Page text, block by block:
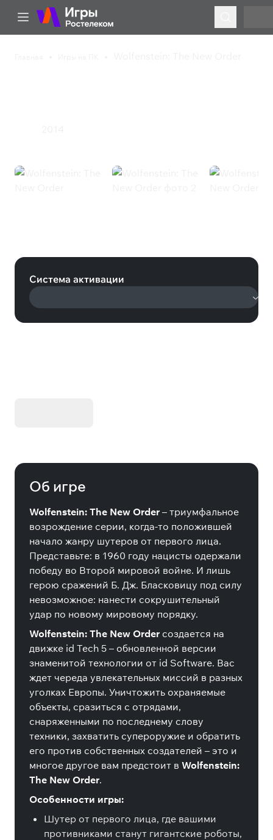
Система активации
Об игре
Wolfenstein: The New Order – триумфальное
возрождение серии, когда-то положившей
начало жанру шутеров от первого лица.
Представьте: в 1960 году нацисты одержали
победу во Второй мировой войне. И лишь
герою сражений Б. Дж. Бласковицу под силу
невозможное: нанести сокрушительный
удар по новому мировому порядку.
Wolfenstein: The New Order создается на
движке id Tech 5 – обновленной версии
знаменитой технологии от id Software. Вас
ждет череда увлекательных миссий в разных
уголках Европы. Уничтожить охраняемые
объекты, сразиться с отрядами,
снаряженными по последнему слову
техники, захватить супероружие и обратить
его против собственных создателей – это и
многое другое вам предстоит в Wolfenstein:
The New Order.
Особенности игры:
Шутер от первого лица, где вашими
противниками станут гигантские роботы,